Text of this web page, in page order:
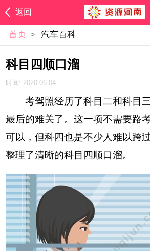
返回
首页 > 汽车百科
科目四顺口溜
时间: 2020-06-04
考驾照经历了科目二和科目三
最后的难关了。这一项不需要路
可以，但科四也是不少人难以跨
整理了清晰的科目四顺口溜。